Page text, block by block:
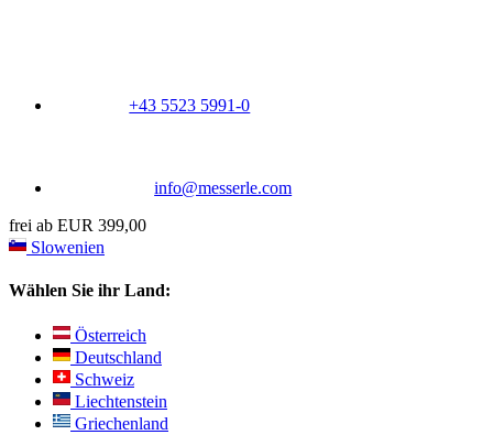
+43 5523 5991-0
info@messerle.com
frei ab EUR 399,00
Slowenien
Wählen Sie ihr Land:
Österreich
Deutschland
Schweiz
Liechtenstein
Griechenland